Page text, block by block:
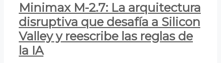
Minimax M-2.7: La arquitectura
disruptiva que desafía a Silicon
Valley y reescribe las reglas de
la IA